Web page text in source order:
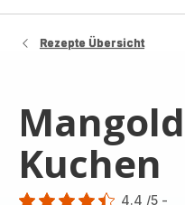
Rezepte Übersicht
Kuchen
4.4 /5 -